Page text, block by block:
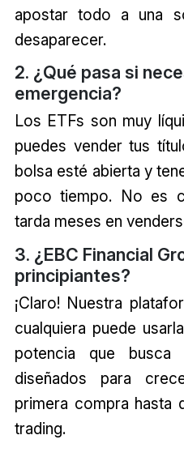
apostar todo a una
desaparecer.
2. ¿Qué pasa si
emergencia?
Los ETFs son muy
puedes vender tus
bolsa esté abierta y
poco tiempo. No es
tarda meses en
3. ¿EBC Financial
principiantes?
¡Claro! Nuestra
cualquiera puede
potencia que busca
diseñados para
primera compra hasta
trading.